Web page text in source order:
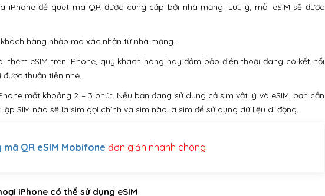
iPhone để quét mã QR được cung cấp bởi nhà mạng. Lưu ý, mỗi eSIM sẽ được
hàng nhập mã xác nhận từ nhà mạng.
thêm eSIM trên iPhone, quý khách hàng hãy đảm bảo điện thoại đang có kết nổi
thuận tiện nhé.
mất khoảng 2 – 3 phút. Nếu bạn đang sử dụng cả sim vật lý và eSIM, bạn cần
SIM nào sẽ là sim gọi chính và sim nào là sim để sử dụng dữ liệu di động.
mã QR eSIM Mobifone đơn giản nhanh chóng
iPhone có thể sử dụng eSIM